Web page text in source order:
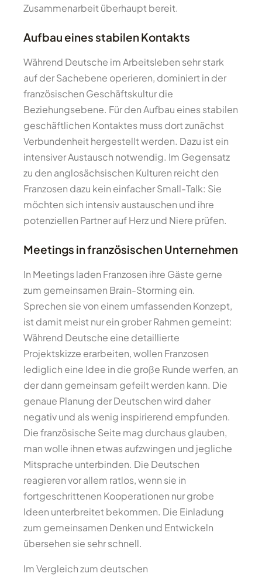
Zusammenarbeit überhaupt bereit.
Aufbau eines stabilen Kontakts
Während Deutsche im Arbeitsleben sehr stark
auf der Sachebene operieren, dominiert in der
französischen Geschäftskultur die
Beziehungsebene. Für den Aufbau eines stabilen
geschäftlichen Kontaktes muss dort zunächst
Verbundenheit hergestellt werden. Dazu ist ein
intensiver Austausch notwendig. Im Gegensatz
zu den anglosächsischen Kulturen reicht den
Franzosen dazu kein einfacher Small-Talk: Sie
möchten sich intensiv austauschen und ihre
potenziellen Partner auf Herz und Niere prüfen.
Meetings in französischen Unternehmen
In Meetings laden Franzosen ihre Gäste gerne
zum gemeinsamen Brain-Storming ein.
Sprechen sie von einem umfassenden Konzept,
ist damit meist nur ein grober Rahmen gemeint:
Während Deutsche eine detaillierte
Projektskizze erarbeiten, wollen Franzosen
lediglich eine Idee in die große Runde werfen, an
der dann gemeinsam gefeilt werden kann. Die
genaue Planung der Deutschen wird daher
negativ und als wenig inspirierend empfunden.
Die französische Seite mag durchaus glauben,
man wolle ihnen etwas aufzwingen und jegliche
Mitsprache unterbinden. Die Deutschen
reagieren vor allem ratlos, wenn sie in
fortgeschrittenen Kooperationen nur grobe
Ideen unterbreitet bekommen. Die Einladung
zum gemeinsamen Denken und Entwickeln
übersehen sie sehr schnell.
Im Vergleich zum deutschen